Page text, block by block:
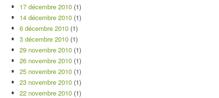
17 décembre 2010 (1)
14 décembre 2010 (1)
6 décembre 2010 (1)
3 décembre 2010 (1)
29 novembre 2010 (1)
26 novembre 2010 (1)
25 novembre 2010 (1)
23 novembre 2010 (1)
22 novembre 2010 (1)